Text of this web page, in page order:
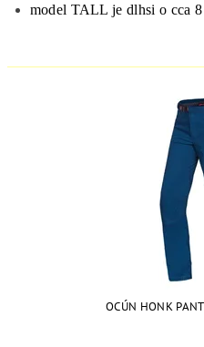
model TALL je dlhsi o cca
OCÚN HONK